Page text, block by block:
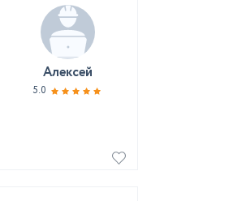
Алексей
5.0